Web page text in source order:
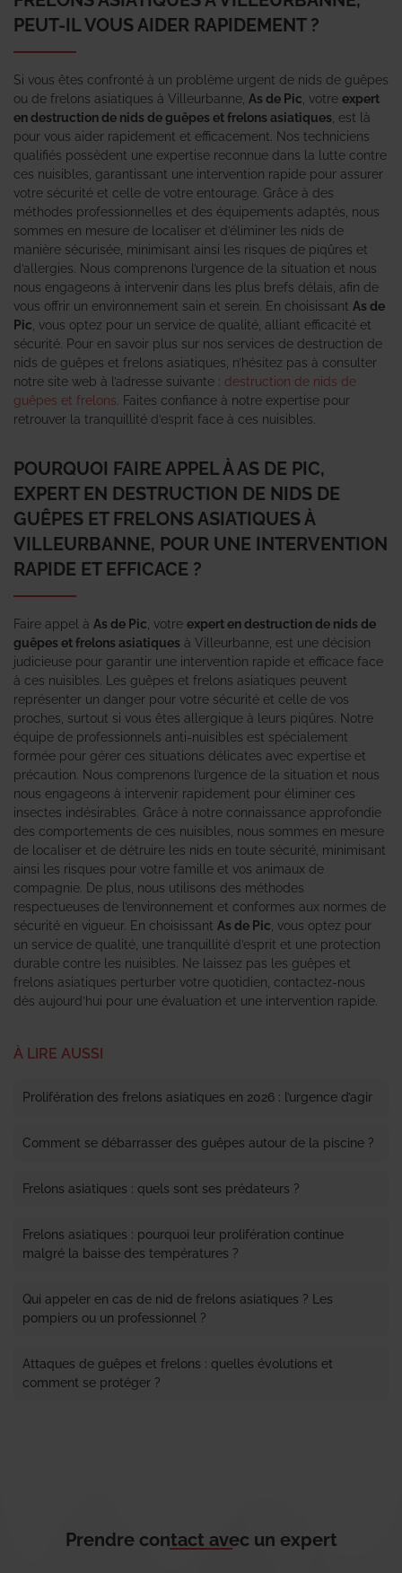
PEUT-IL VOUS AIDER RAPIDEMENT ?
Si vous êtes confronté à un problème urgent de nids de guêpes
ou de frelons asiatiques à Villeurbanne, As de Pic , votre expert
en destruction de nids de guêpes et frelons asiatiques , est là
pour vous aider rapidement et efficacement. Nos techniciens
qualifiés possèdent une expertise reconnue dans la lutte contre
ces nuisibles, garantissant une intervention rapide pour assurer
votre sécurité et celle de votre entourage. Grâce à des
méthodes professionnelles et des équipements adaptés, nous
sommes en mesure de localiser et d’éliminer les nids de
manière sécurisée, minimisant ainsi les risques de piqûres et
d’allergies. Nous comprenons l’urgence de la situation et nous
nous engageons à intervenir dans les plus brefs délais, afin de
vous offrir un environnement sain et serein. En choisissant As de
Pic , vous optez pour un service de qualité, alliant efficacité et
sécurité. Pour en savoir plus sur nos services de destruction de
nids de guêpes et frelons asiatiques, n’hésitez pas à consulter
notre site web à l’adresse suivante : destruction de nids de
guêpes et frelons . Faites confiance à notre expertise pour
retrouver la tranquillité d’esprit face à ces nuisibles.
POURQUOI FAIRE APPEL À AS DE PIC,
EXPERT EN DESTRUCTION DE NIDS DE
GUÊPES ET FRELONS ASIATIQUES À
VILLEURBANNE, POUR UNE INTERVENTION
RAPIDE ET EFFICACE ?
Faire appel à As de Pic , votre expert en destruction de nids de
guêpes et frelons asiatiques à Villeurbanne, est une décision
judicieuse pour garantir une intervention rapide et efficace face
à ces nuisibles. Les guêpes et frelons asiatiques peuvent
représenter un danger pour votre sécurité et celle de vos
proches, surtout si vous êtes allergique à leurs piqûres. Notre
équipe de professionnels anti-nuisibles est spécialement
formée pour gérer ces situations délicates avec expertise et
précaution. Nous comprenons l’urgence de la situation et nous
nous engageons à intervenir rapidement pour éliminer ces
insectes indésirables. Grâce à notre connaissance approfondie
des comportements de ces nuisibles, nous sommes en mesure
de localiser et de détruire les nids en toute sécurité, minimisant
ainsi les risques pour votre famille et vos animaux de
compagnie. De plus, nous utilisons des méthodes
respectueuses de l’environnement et conformes aux normes de
sécurité en vigueur. En choisissant As de Pic , vous optez pour
un service de qualité, une tranquillité d’esprit et une protection
durable contre les nuisibles. Ne laissez pas les guêpes et
frelons asiatiques perturber votre quotidien, contactez-nous
dès aujourd’hui pour une évaluation et une intervention rapide.
À LIRE AUSSI
Prolifération des frelons asiatiques en 2026 : l’urgence d’agir
Comment se débarrasser des guêpes autour de la piscine ?
Frelons asiatiques : quels sont ses prédateurs ?
Frelons asiatiques : pourquoi leur prolifération continue
malgré la baisse des températures ?
Qui appeler en cas de nid de frelons asiatiques ? Les
pompiers ou un professionnel ?
Attaques de guêpes et frelons : quelles évolutions et
comment se protéger ?
Prendre contact avec un expert